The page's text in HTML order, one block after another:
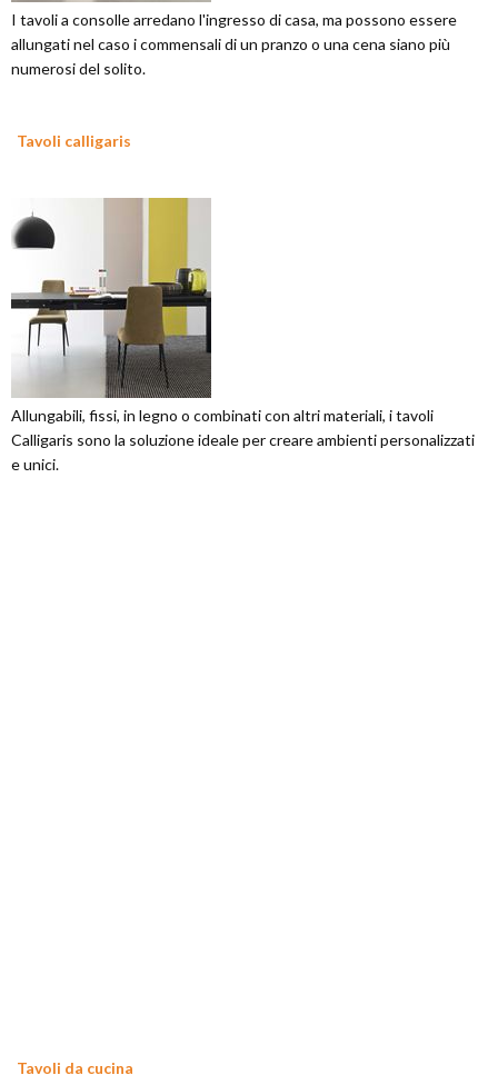
I tavoli a consolle arredano l'ingresso di casa, ma possono essere
allungati nel caso i commensali di un pranzo o una cena siano più
numerosi del solito.
Tavoli calligaris
Allungabili, fissi, in legno o combinati con altri materiali, i tavoli
Calligaris sono la soluzione ideale per creare ambienti personalizzati
e unici.
Tavoli da cucina